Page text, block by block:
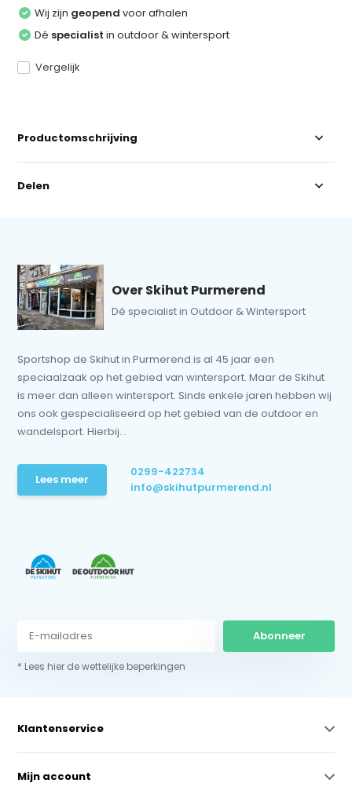
Wij zijn geopend voor afhalen
Dé specialist in outdoor & wintersport
Vergelijk
Productomschrijving
Delen
Over Skihut Purmerend
Dé specialist in Outdoor & Wintersport
Sportshop de Skihut in Purmerend is al 45 jaar een
speciaalzaak op het gebied van wintersport. Maar de Skihut
is meer dan alleen wintersport. Sinds enkele jaren hebben wij
ons ook gespecialiseerd op het gebied van de outdoor en
wandelsport. Hierbij...
Lees meer
0299-422734
info@skihutpurmerend.nl
Abonneer
* Lees hier de wettelijke beperkingen
Klantenservice
Mijn account